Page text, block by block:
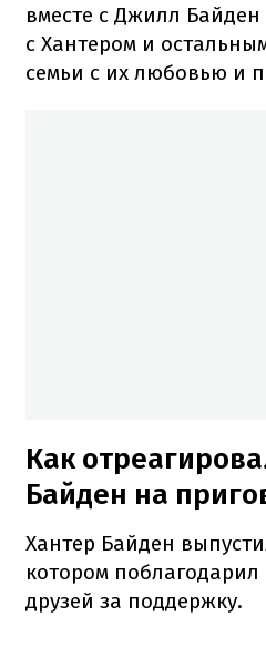
вместе с Джилл Байден
с Хантером и
семьи с их любовью и
Как
Байден на
Хантер Байден
котором
друзей за поддержку.